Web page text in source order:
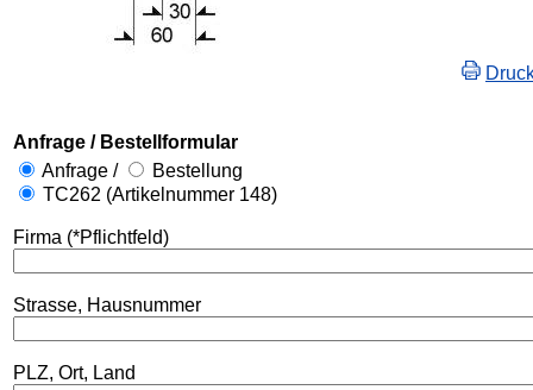
Anfrage / Bestellformular
Anfrage /
Bestellung
TC262 (Artikelnummer 148)
Firma (*Pflichtfeld)
Strasse, Hausnummer
PLZ, Ort, Land